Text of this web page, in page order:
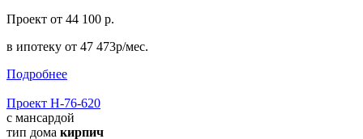
Проект от 44 100 р.
в ипотеку от 47 473р/мес.
Подробнее
Проект Н-76-620
с мансардой
тип дома кирпич